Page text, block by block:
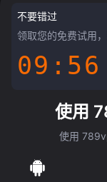
不要错过
领取您的免费试用，
09:55
使用
使用